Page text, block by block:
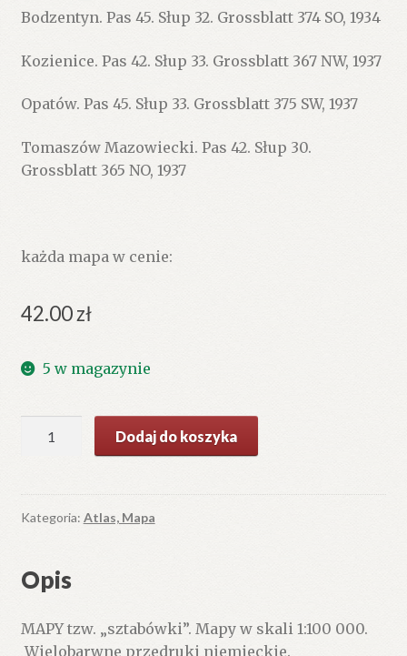
Bodzentyn. Pas 45. Słup 32. Grossblatt 374 SO, 1934
Kozienice. Pas 42. Słup 33. Grossblatt 367 NW, 1937
Opatów. Pas 45. Słup 33. Grossblatt 375 SW, 1937
Tomaszów Mazowiecki. Pas 42. Słup 30.
Grossblatt 365 NO, 1937
każda mapa w cenie:
42.00zł
5 w magazynie
MAPY
„sztabówki”.
Mapy
1:100
Wielobarwne
Dodaj do koszyka
Kategoria: Atlas, Mapa
Opis
MAPY tzw. „sztabówki”. Mapy w skali 1:100 000.
Wielobarwne przedruki niemieckie.